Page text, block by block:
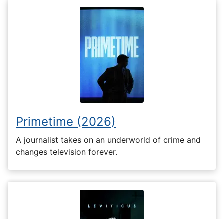
Primetime (2026)
A journalist takes on an underworld of crime and
changes television forever.